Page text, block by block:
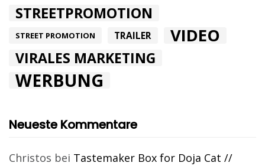
STREETPROMOTION
STREET PROMOTION TRAILER VIDEO
VIRALES MARKETING
WERBUNG
Neueste Kommentare
Christos bei Tastemaker Box for Doja Cat //